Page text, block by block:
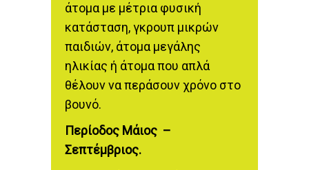
άτομα με μέτρια φυσική
κατάσταση, γκρουπ μικρών
παιδιών, άτομα μεγάλης
ηλικίας ή άτομα που απλά
θέλουν να περάσουν χρόνο στο
βουνό.
Περίοδος Μάιος –
Σεπτέμβριος.